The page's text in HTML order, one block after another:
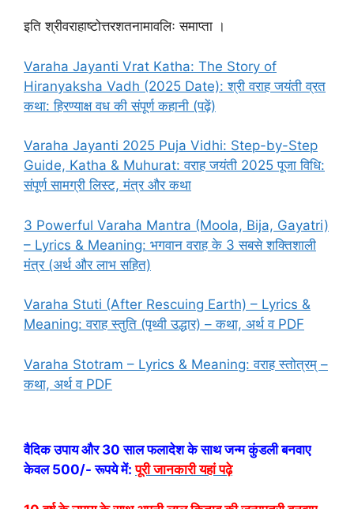
इति श्रीवराहाष्टोत्तरशतनामावलिः समाप्ता ।
Varaha Jayanti Vrat Katha: The Story of
Hiranyaksha Vadh (2025 Date): श्री वराह जयंती व्रत
कथा: हिरण्याक्ष वध की संपूर्ण कहानी (पढ़ें)
Varaha Jayanti 2025 Puja Vidhi: Step-by-Step
Guide, Katha & Muhurat: वराह जयंती 2025 पूजा विधि:
संपूर्ण सामग्री लिस्ट, मंत्र और कथा
3 Powerful Varaha Mantra (Moola, Bija, Gayatri)
– Lyrics & Meaning: भगवान वराह के 3 सबसे शक्तिशाली
मंत्र (अर्थ और लाभ सहित)
Varaha Stuti (After Rescuing Earth) – Lyrics &
Meaning: वराह स्तुति (पृथ्वी उद्धार) – कथा, अर्थ व PDF
Varaha Stotram – Lyrics & Meaning: वराह स्तोत्रम् –
कथा, अर्थ व PDF
वैदिक उपाय और 30 साल फलादेश के साथ जन्म कुंडली बनवाए
केवल 500/- रूपये में: पूरी जानकारी यहां पढ़े